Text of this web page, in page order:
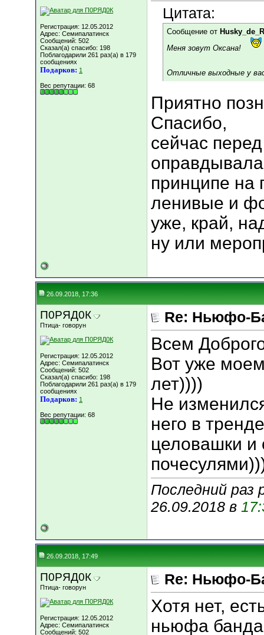
Регистрация: 12.05.2012
Адрес: Семипалатинск
Сообщений: 502
Сказал(а) спасибо: 198
Поблагодарили 261 раз(а) в 179
сообщениях
Подарков: 1
Вес репутации: 68
Цитата:
Сообщение от
Меня зовут Оксана!
Отличные выходные у
Приятно
Спасибо,
сейчас
принципе на
ленивые и
уже, край,
ну или
26.09.2018, 17:36
П0РЯД0К
Птица- говорун
Регистрация: 12.05.2012
Адрес: Семипалатинск
Сообщений: 502
Сказал(а) спасибо: 198
Поблагодарили 261 раз(а) в 179
сообщениях
Подарков: 1
Вес репутации: 68
Re: Ньюфо-
Всем
Вот уже
лет))))
Не
него в
целовашки
Последний раз
26.09.2018 в
26.09.2018, 17:49
П0РЯД0К
Птица- говорун
Регистрация: 12.05.2012
Адрес: Семипалатинск
Сообщений: 502
Re: Ньюфо-
Хотя нет,
ньюфа